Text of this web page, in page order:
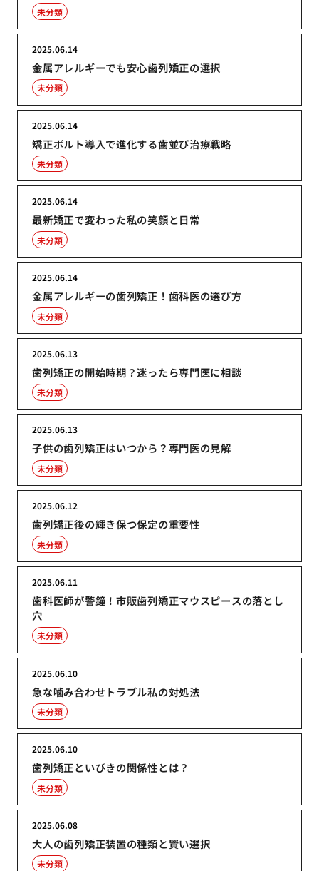
未分類
金属アレルギーでも安心歯列矯正の選択
2025.06.14
未分類
矯正ボルト導入で進化する歯並び治療戦略
2025.06.14
未分類
最新矯正で変わった私の笑顔と日常
2025.06.14
未分類
金属アレルギーの歯列矯正！歯科医の選び方
2025.06.14
未分類
歯列矯正の開始時期？迷ったら専門医に相談
2025.06.13
未分類
子供の歯列矯正はいつから？専門医の見解
2025.06.13
未分類
歯列矯正後の輝き保つ保定の重要性
2025.06.12
未分類
歯科医師が警鐘！市販歯列矯正マウスピースの落とし
穴
2025.06.11
未分類
急な噛み合わせトラブル私の対処法
2025.06.10
未分類
歯列矯正といびきの関係性とは？
2025.06.10
未分類
大人の歯列矯正装置の種類と賢い選択
2025.06.08
未分類